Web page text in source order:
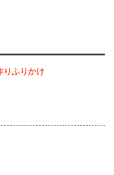
りふりかけ